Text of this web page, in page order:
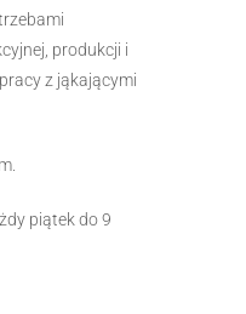
produkcji i
z jąkającymi
piątek do 9